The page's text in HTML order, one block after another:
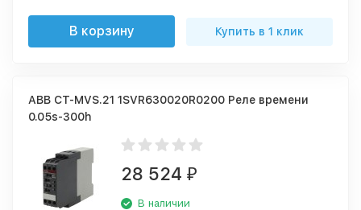
В корзину Купить в 1 клик
ABB CT-MVS.21 1SVR630020R0200 Реле времени
0.05s-300h
28 524 ₽
В наличии